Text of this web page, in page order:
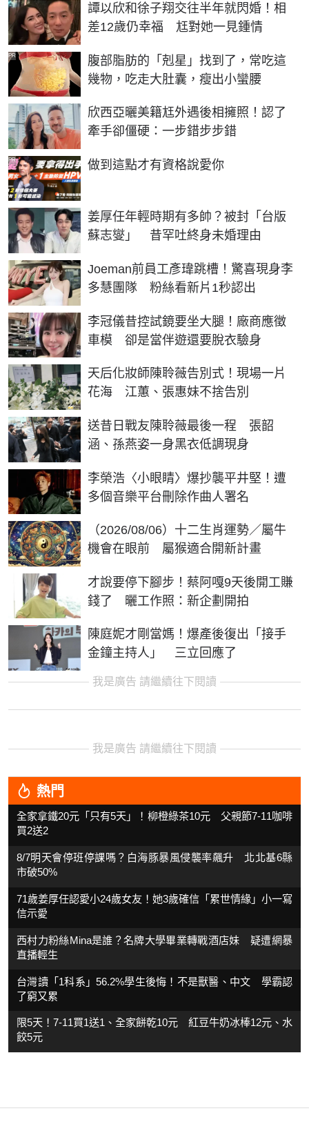
譚以欣和徐子翔交往半年就閃婚！相
差12歲仍幸福 尪對她一見鍾情
腹部脂肪的「剋星」找到了，常吃這
幾物，吃走大肚囊，瘦出小蠻腰
PR
欣西亞曬美籍尪外遇後相擁照！認了
牽手卻僵硬：一步錯步步錯
做到這點才有資格說愛你
PR
姜厚任年輕時期有多帥？被封「台版
蘇志燮」 昔罕吐終身未婚理由
Joeman前員工彥瑋跳槽！驚喜現身李
多慧團隊 粉絲看新片1秒認出
李冠儀昔控試鏡要坐大腿！廠商應徵
車模 卻是當伴遊還要脫衣驗身
天后化妝師陳聆薇告別式！現場一片
花海 江蕙、張惠妹不捨告別
送昔日戰友陳聆薇最後一程 張韶
涵、孫燕姿一身黑衣低調現身
李榮浩〈小眼睛〉爆抄襲平井堅！遭
多個音樂平台刪除作曲人署名
（2026/08/06）十二生肖運勢／屬牛
機會在眼前 屬猴適合開新計畫
才說要停下腳步！蔡阿嘎9天後開工賺
錢了 曬工作照：新企劃開拍
陳庭妮才剛當媽！爆產後復出「接手
金鐘主持人」 三立回應了
我是廣告 請繼續往下閱讀
我是廣告 請繼續往下閱讀
熱門
全家拿鐵20元「只有5天」！柳橙綠茶10元 父親節7-11咖啡
買2送2
8/7明天會停班停課嗎？白海豚暴風侵襲率飆升 北北基6縣
市破50%
71歲姜厚任認愛小24歲女友！她3歲確信「累世情緣」小一寫
信示愛
西村力粉絲Mina是誰？名牌大學畢業轉戰酒店妹 疑遭網暴
直播輕生
台灣讀「1科系」56.2%學生後悔！不是獸醫、中文 學霸認
了窮又累
限5天！7-11買1送1、全家餅乾10元 紅豆牛奶冰棒12元、水
餃5元